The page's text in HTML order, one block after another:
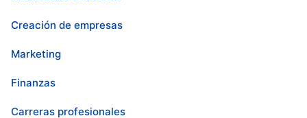
Creación de empresas
Marketing
Finanzas
Carreras profesionales